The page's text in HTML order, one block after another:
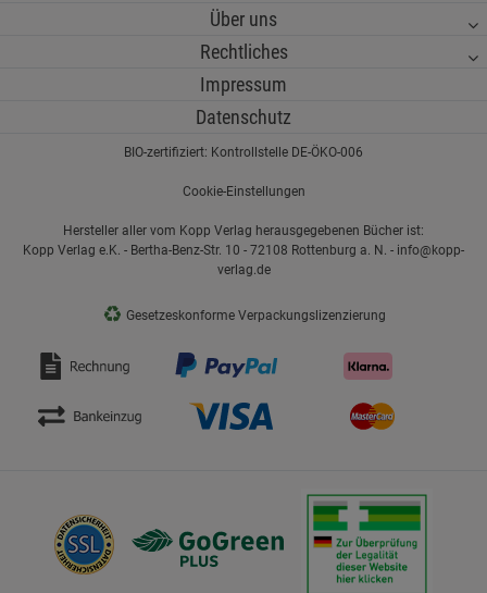
Über uns
Rechtliches
Impressum
Datenschutz
BIO-zertifiziert: Kontrollstelle DE-ÖKO-006
Cookie-Einstellungen
Hersteller aller vom Kopp Verlag herausgegebenen Bücher ist:
Kopp Verlag e.K. - Bertha-Benz-Str. 10 - 72108 Rottenburg a. N. - info@kopp-
verlag.de
♻ Gesetzeskonforme Verpackungslizenzierung